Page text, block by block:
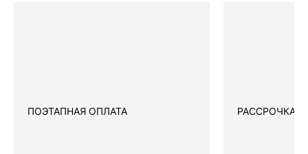
ПОЭТАПНАЯ ОПЛАТА РАССРОЧКА